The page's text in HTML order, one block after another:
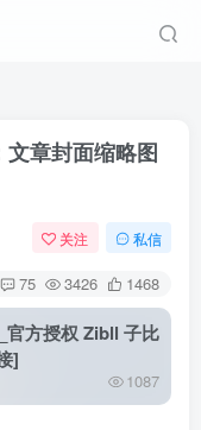
章封面缩略图
关注 私信
75 3426 1468
方授权 Zibll 子比
]
1087